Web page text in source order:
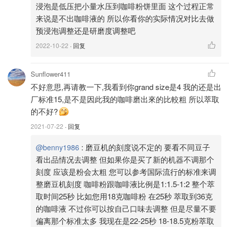
擦干
预热之后我会把粉盘拆出来，用布把里外的水分尽量地擦干
然后再装回去接粉。
浸泡是低压把小量水压到咖啡粉饼里面 这个过程正常
来说是不出咖啡液的 所以你看你的实际情况对比去做
预浸泡调整还是研磨度调整吧
2022-10-22 · 回复
Sunflower411
不好意思,再请教一下,我看到你grand size是4 我的还是出
厂标准15,是不是因此我的咖啡磨出來的比較粗 所以萃取
的不好?
2021-07-22 · 回复
@benny1986 : 磨豆机的刻度说不定的 要看不同豆子
看出品情况去调整 但如果你是买了新的机器不调那个
刻度 应该是粉会太粗 您可以参考国际流行的标准来调
整磨豆机刻度 咖啡粉跟咖啡液比例是1:1.5-1:2 整个萃
取时间25秒 比如您用18克咖啡粉 在25秒 萃取到36克
的咖啡液 不过你可以按自己口味去调整 但是尽量不要
偏离那个标准太多 我现在是22-25秒 18-18.5克粉萃取